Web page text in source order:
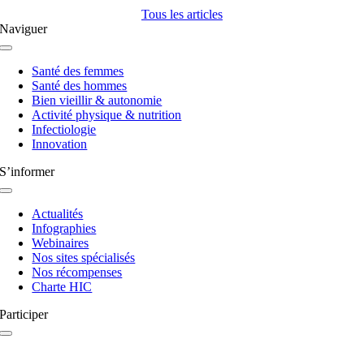
Tous les articles
Naviguer
Navigation
basculeSanté des femmes
Santé des hommes
Bien vieillir & autonomie
Activité physique & nutrition
Infectiologie
Innovation
S’informer
Navigation
basculeActualités
Infographies
Webinaires
Nos sites spécialisés
Nos récompenses
Charte HIC
Participer
Navigation